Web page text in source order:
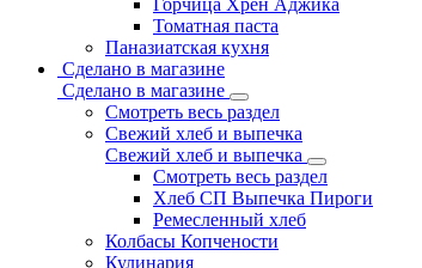
Горчица Хрен Аджика
Томатная паста
Паназиатская кухня
Сделано в магазине
Сделано в магазине
Смотреть весь раздел
Свежий хлеб и выпечка
Свежий хлеб и выпечка
Смотреть весь раздел
Хлеб СП Выпечка Пироги
Ремесленный хлеб
Колбасы Копчености
Кулинария